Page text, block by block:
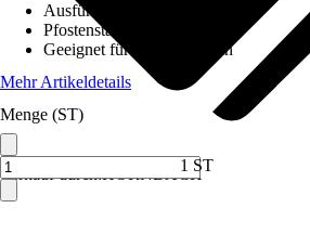
Verkauf durch:HORNBACH
Ausführung
Pfostenstärke
Geeignet für
Einbetonieren
Mehr Artikeldetails
Menge (ST)
1 ST